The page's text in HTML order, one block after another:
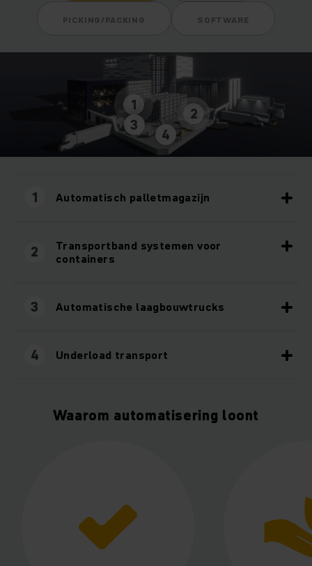
PICKING/PACKING SOFTWARE
1
2
3
4
1 Automatisch palletmagazijn
2
Transportband systemen voor
containers
3 Automatische laagbouwtrucks
4 Underload transport
Waarom automatisering loont